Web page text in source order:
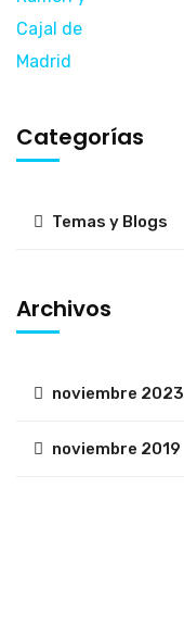
Categorías
Temas y Blogs
Archivos
noviembre 2023
noviembre 2019